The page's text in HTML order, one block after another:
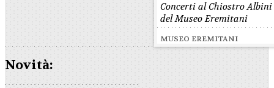
Concerti al Chiostro Albini
del Museo Eremitani
MUSEO EREMITANI
Novità: